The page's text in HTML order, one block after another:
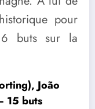
pour
buts sur la
João
15 buts